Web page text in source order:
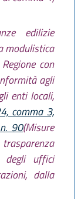
edilizie
modulistica
con
agli
enti locali,
comma 3,
90(Misure
degli uffici
dalla